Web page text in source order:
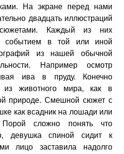
На экране перед нами
двадцать иллюстраций
Каждый из них
событием в той или иной
из нашей обычной
Например осмотр
ива в пруду. Конечно
из животного мира, как в
природе. Смешной сюжет с
как всадник на лошади или
Порой сложно понять что
девушка спиной сидит к
лицо заставила надолго